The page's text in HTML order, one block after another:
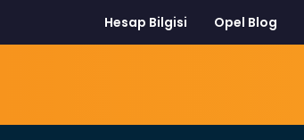
Hesap Bilgisi Opel Blog